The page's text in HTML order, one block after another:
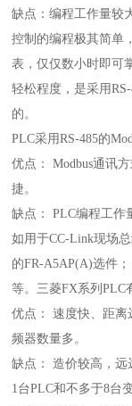
缺点：编程工作量较
控制的编程极其简单
表，仅仅数小时即可
轻松程度，是采用
的。
PLC采用RS-485的
优点： Modbus通讯
捷。
缺点： PLC编程工作
如用于CC-Link现场
的FR-A5AP(A)选件
等。三菱FX系列PLC
优点： 速度快、距
频器数量多。
缺点： 造价较高，远
1台PLC和不多于8台